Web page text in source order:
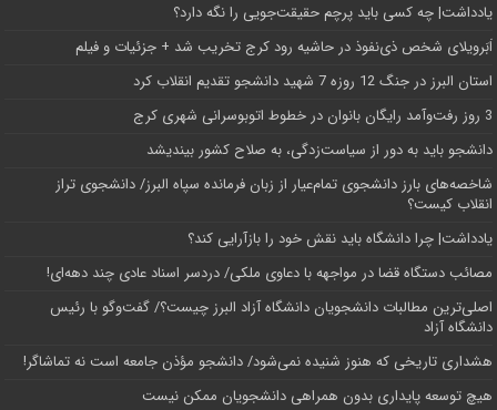
یادداشت| ‌چه کسی باید پرچم حقیقت‌جویی را نگه دارد؟
اَبَر‌ویلای شخص ذی‌نفوذ در حاشیه‌ رود کرج تخریب شد + جزئیات و فیلم
استان البرز در جنگ 12 روزه 7 شهید دانشجو تقدیم انقلاب کرد
3 روز رفت‌وآمد رایگان بانوان در خطوط اتوبوسرانی شهری کرج
دانشجو باید به دور از سیاست‌زدگی، به صلاح کشور بیندیشد
شاخصه‌های بارز دانشجوی تمام‌عیار از زبان فرمانده سپاه البرز/ دانشجوی تراز
انقلاب کیست؟
یادداشت| چرا دانشگاه باید نقش خود را بازآرایی کند؟
مصائب دستگاه قضا در مواجهه با دعاوی ملکی/ دردسر اسناد عادی چند‌ دهه‌ای!
اصلی‌ترین مطالبات دانشجویان دانشگاه آزاد البرز چیست؟/ گفت‌وگو با رئیس
دانشگاه آز‌اد
هشداری تاریخی که هنوز شنیده نمی‌شود/ دانشجو مؤذن جامعه است نه تماشاگر!
هیچ توسعه پایداری بدون همراهی دانشجویان ممکن نیست